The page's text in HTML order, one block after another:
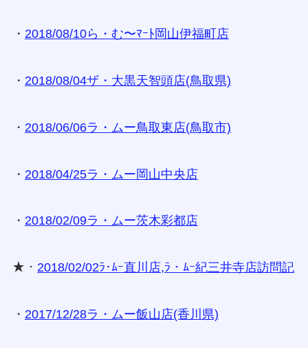
・ 2018/08/10ら・む〜ﾏｰﾄ岡山伊福町店
・ 2018/08/04ザ・大黒天智頭店(鳥取県)
・ 2018/06/06ラ・ムー鳥取東店(鳥取市)
・ 2018/04/25ラ・ムー岡山中央店
・ 2018/02/09ラ・ムー茨木彩都店
★・ 2018/02/02ﾗ･ﾑｰ直川店,ﾗ・ﾑｰ紀三井寺店訪問記
・ 2017/12/28ラ・ムー飯山店(香川県)